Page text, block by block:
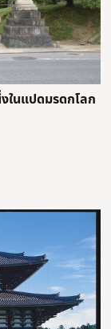
ในแปดมรดกโลก